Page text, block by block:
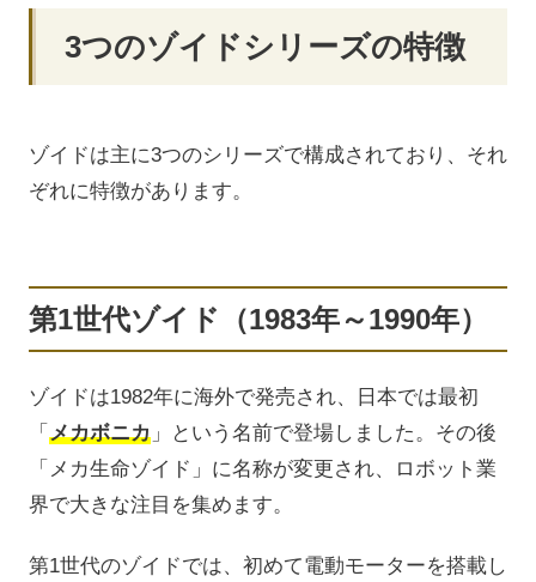
3つのゾイドシリーズの特徴
ゾイドは主に3つのシリーズで構成されており、それ
ぞれに特徴があります。
第1世代ゾイド（1983年～1990年）
ゾイドは1982年に海外で発売され、日本では最初
「メカボニカ」という名前で登場しました。その後
「メカ生命ゾイド」に名称が変更され、ロボット業
界で大きな注目を集めます。
第1世代のゾイドでは、初めて電動モーターを搭載し